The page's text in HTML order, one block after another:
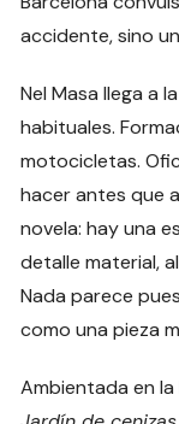
accidente, sino
Nel Masa llega a
habituales.
motocicletas.
hacer antes que
novela: hay una
detalle material,
Nada parece
como una pieza
Ambientada en